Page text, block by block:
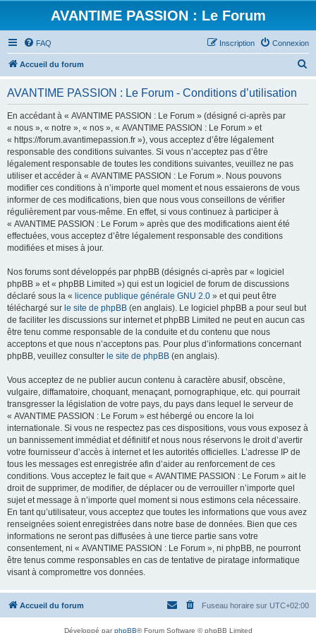
AVANTIME PASSION : Le Forum
FAQ Connexion
Inscription
Accueil du forum
AVANTIME PASSION : Le Forum - Conditions d’utilisation
En accédant à « AVANTIME PASSION : Le Forum » (désigné ci-après par
« nous », « notre », « nos », « AVANTIME PASSION : Le Forum » et
« https://forum.avantimepassion.fr »), vous acceptez d’être légalement
responsable des conditions suivantes. Si vous n’acceptez pas d’être
légalement responsable de toutes les conditions suivantes, veuillez ne pas
utiliser et accéder à « AVANTIME PASSION : Le Forum ». Nous pouvons
modifier ces conditions à n’importe quel moment et nous essaierons de vous
informer de ces modifications, bien que nous vous conseillons de vérifier
régulièrement par vous-même. En effet, si vous continuez à participer à
« AVANTIME PASSION : Le Forum » après que des modifications aient été
effectuées, vous acceptez d’être légalement responsable des conditions
modifiées et mises à jour.
Nos forums sont développés par phpBB (désignés ci-après par « logiciel
phpBB » et « phpBB Limited ») qui est un logiciel de forum de discussions
déclaré sous la « licence publique générale GNU 2.0 » et qui peut être
téléchargé sur le site de phpBB (en anglais). Le logiciel phpBB a pour seul but
de faciliter les discussions sur internet et phpBB Limited ne peut en aucun cas
être tenu comme responsable de la conduite et du contenu que nous
acceptons et que nous n’acceptons pas. Pour plus d’informations concernant
phpBB, veuillez consulter le site de phpBB (en anglais).
Vous acceptez de ne publier aucun contenu à caractère abusif, obscène,
vulgaire, diffamatoire, choquant, menaçant, pornographique, etc. qui pourrait
transgresser la législation de votre pays, du pays dans lequel le serveur de
« AVANTIME PASSION : Le Forum » est hébergé ou encore la loi
internationale. Si vous ne respectez pas ces dispositions, vous vous exposez à
un bannissement immédiat et définitif et nous nous réservons le droit d’avertir
votre fournisseur d’accès à internet et les autorités officielles. L’adresse IP de
tous les messages est enregistrée afin d’aider au renforcement de ces
conditions. Vous acceptez le fait que « AVANTIME PASSION : Le Forum » ait le
droit de supprimer, de modifier, de déplacer ou de verrouiller n’importe quel
sujet et message à n’importe quel moment si nous estimons cela nécessaire.
En tant qu’utilisateur, vous acceptez que toutes les informations que vous avez
renseignées soient enregistrées dans notre base de données. Bien que ces
informations ne seront pas diffusées à une tierce partie sans votre
consentement, ni « AVANTIME PASSION : Le Forum », ni phpBB, ne pourront
être tenus comme responsables en cas de tentative de piratage informatique
visant à compromettre vos données.
Accueil du forum Fuseau horaire sur UTC+02:00
Développé parphpBB® Forum Software © phpBB Limited